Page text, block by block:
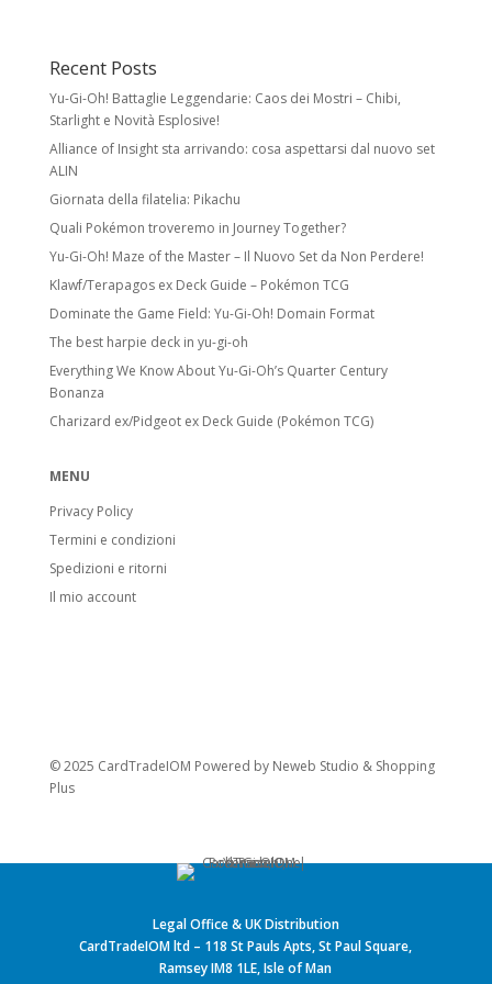
foil a rarità inferiore.
Ultra Rare:foil con meccaniche speciali
e/o design unico. Include Pokémon ex,
Pokémon Star, LV.X, LEGEND, Prime, EX, GX.
Secret Rare
Carte con numero collezionistico superiore
al numero indicato nel set. Di solito foil e
con design unico. Come le Rare Holo,
possono avere versioni equivalenti a rarità
Stadi di Evoluzione
Pikachu o Electabuzz sono Basic, anche se
Pokémon base, include anche molti Fossil
Pokémon.
Stage 2 Pokémon:
finale.
prende 2 carte Premio.
Pokémon e attacchi devastanti. Quando
Premio.
Varianti speciali
Recent Posts
Yu-Gi-Oh! Battaglie Leggendarie: Caos dei Mostri – Chibi,
Starlight e Novità Esplosive!
Alliance of Insight sta arrivando: cosa aspettarsi dal nuovo set
ALIN
Giornata della filatelia: Pikachu
Quali Pokémon troveremo in Journey Together?
Yu-Gi-Oh! Maze of the Master – Il Nuovo Set da Non Perdere!
Klawf/Terapagos ex Deck Guide – Pokémon TCG
Dominate the Game Field: Yu-Gi-Oh! Domain Format
The best harpie deck in yu-gi-oh
Everything We Know About Yu-Gi-Oh’s Quarter Century
Bonanza
Charizard ex/Pidgeot ex Deck Guide (Pokémon TCG)
MENU
Privacy Policy
Termini e condizioni
Spedizioni e ritorni
Il mio account
© 2025 CardTradeIOM Powered by Neweb Studio & Shopping
Plus
Legal Office & UK Distribution
CardTradeIOM ltd – 118 St Pauls Apts, St Paul Square,
Ramsey IM8 1LE, Isle of Man